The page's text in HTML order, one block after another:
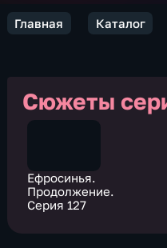
Главная Каталог
Сюжеты
Ефросинья.
Продолжение.
Серия 127